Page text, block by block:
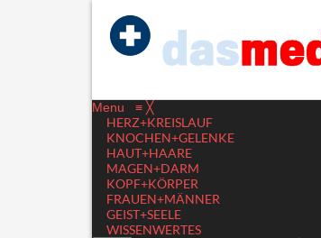
Menu ≡ ╳
HERZ+KREISLAUF
KNOCHEN+GELENKE
HAUT+HAARE
MAGEN+DARM
KOPF+KÖRPER
FRAUEN+MÄNNER
GEIST+SEELE
WISSENWERTES